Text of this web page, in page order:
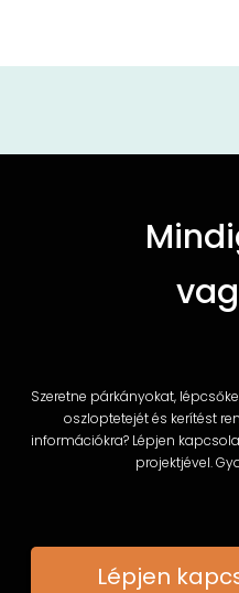
Szeretne párkányokat,
oszloptetejét és kerítést
információkra? Lépjen
projektjével.
Lépjen